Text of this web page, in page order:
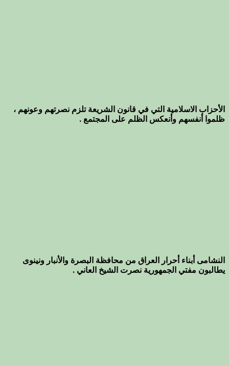
الأحزاب الاسلامية التي في قانون الشريعة تلزم نصرتهم وعونهم ،
ظلموا أنفسهم وأنعكس الظلم على المجتمع .
النشامى أبناء أحرار العراق من محافظة البصرة والأنبار ونينوى
يطالبون مفتي الجمهورية نصرت الشيخ العاني .